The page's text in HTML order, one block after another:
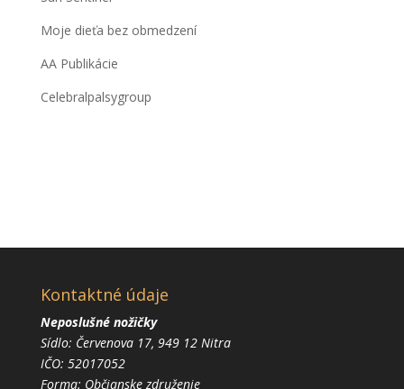
Moje dieťa bez obmedzení
AA Publikácie
Celebralpalsygroup
Kontaktné údaje
Neposlušné nožičky
Sídlo: Červenova 17, 949 12 Nitra
IČO: 52017052
Forma: Občianske združenie